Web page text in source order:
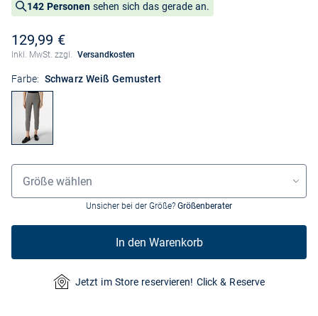
142 Personen sehen sich das gerade an.
129,99 €
Inkl. MwSt. zzgl. Versandkosten
Farbe: Schwarz Weiß Gemustert
Größenauswahl
Größe wählen
Unsicher bei der Größe? Größenberater
In den Warenkorb
Jetzt im Store reservieren! Click & Reserve